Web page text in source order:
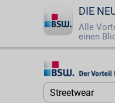
DIE
Alle
einen
StartseiteStartseite